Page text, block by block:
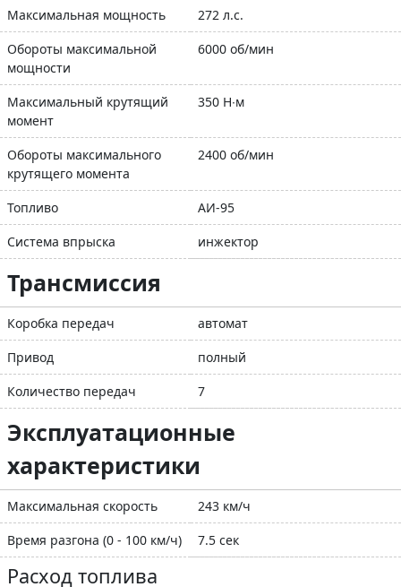
Максимальная мощность
272 л.с.
Обороты максимальной
мощности
6000 об/мин
Максимальный крутящий
момент
350 Н∙м
Обороты максимального
крутящего момента
2400 об/мин
Топливо
АИ-95
Система впрыска
инжектор
Трансмиссия
Коробка передач
автомат
Привод
полный
Количество передач
7
Эксплуатационные
характеристики
Максимальная скорость
243 км/ч
Время разгона (0 - 100 км/ч)
7.5 сек
Расход топлива